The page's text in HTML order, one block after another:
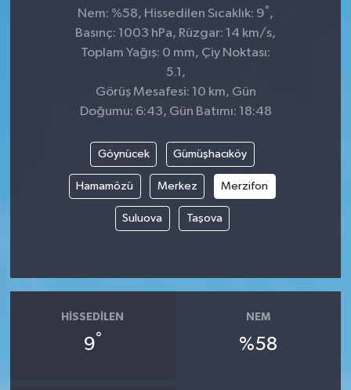
Nem: %58, Hissedilen Sıcaklık: 9° ,
Basınç: 1003 hPa, Rüzgar: 14 km/s,
Toplam Yağış: 0 mm, Çiy Noktası:
5.1,
Görüş Mesafesi: 10 km, Gün
Doğumu: 6:43, Gün Batımı: 18:48
Göynücek Gümüşhacıköy
Hamamözü Merkez Merzifon
Suluova Taşova
HISSEDILEN
9°
NEM
%58